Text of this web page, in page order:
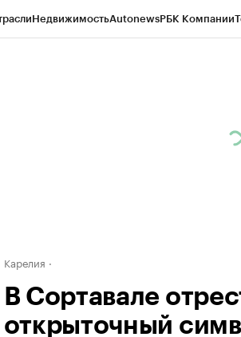
НедвижимостьAutonewsРБК Компании
Карелия
В Сортавале
открыточный